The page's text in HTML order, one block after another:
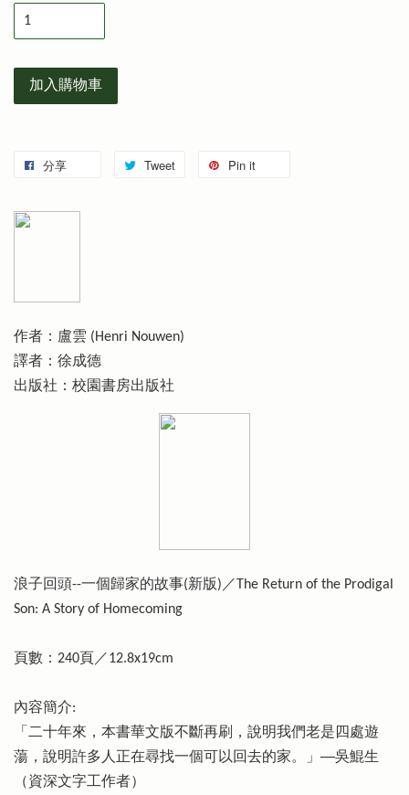
加入購物車
分享 Tweet Pin it
作者：盧雲 (Henri Nouwen)
譯者：徐成德
出版社：校園書房出版社
浪子回頭--一個歸家的故事(新版)／The Return of the Prodigal
Son: A Story of Homecoming
頁數：240頁／12.8x19cm
內容簡介:
「二十年來，本書華文版不斷再刷，說明我們老是四處遊
蕩，說明許多人正在尋找一個可以回去的家。」──吳鯤生
（資深文字工作者）